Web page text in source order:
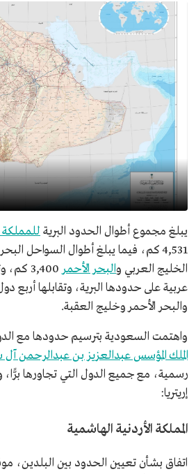
يبلغ مجموع أطوال الحدود البرية للمملكة
4,531 كم، فيما يبلغ أطوال السواحل
الخليج العربي والبحر الأحمر
عربية على حدودها البرية، وتقابلها أربع
والبحر الأحمر وخليج العقبة.
واهتمت السعودية بترسيم حدودها مع
الملك المؤسس عبدالعزيز بن عبدالرحمن
رسمية، مع جميع الدول التي تجاورها برًّا،
إريتريا:
المملكة الأردنية الهاشمية